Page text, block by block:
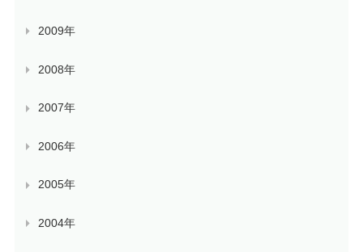
2009年
2008年
2007年
2006年
2005年
2004年